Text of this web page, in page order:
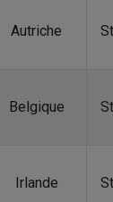
Autriche
Belgique
Irlande